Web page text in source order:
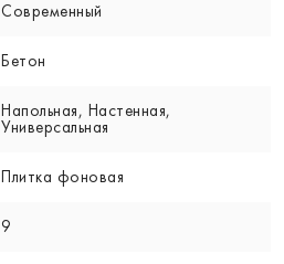
Современный
Бетон
Напольная, Настенная,
Универсальная
Плитка фоновая
9